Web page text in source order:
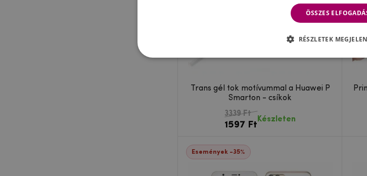
Trans gél tok motívummal a Huawei P
Smarton - csíkok
3339 Ft
1597 Ft
Készleten
Események -35%
ÖSSZES
RÉSZLETEK